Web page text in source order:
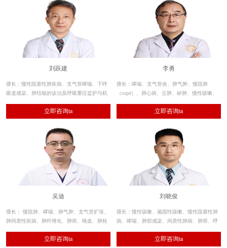
刘跃建
擅长：慢性阻塞性肺疾病、支气管哮喘、下呼
吸道感染、肺结核的诊治及呼吸重症监护与机
治疗性应用及肺功能测定。
立即咨询ta
李勇
擅长：哮喘、支气管炎、肺气肿、慢阻肺
（copd）、肺心病、尘肺、矽肺、慢性咳嗽、
化、肺结节、呼吸衰竭等呼吸系统疾病的诊
治。
立即咨询ta
吴迪
擅长： 慢阻肺、哮喘、肺气肿、支气管扩张、
肺间质性疾病、肺纤维化、肺癌、咯血、肺栓
立即咨询ta
刘晓俊
擅长：慢性咳嗽、顽固性咳嗽、慢性阻塞性肺
病、哮喘、肺部感染、间质性肺病、肺癌、呼
立即咨询ta